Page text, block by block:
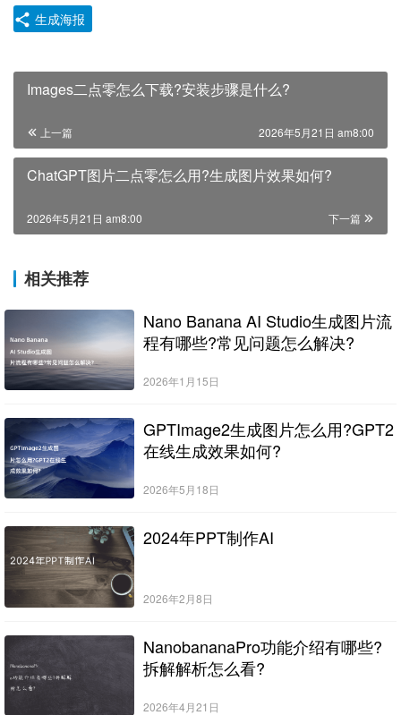
生成海报
Images二点零怎么下载?安装步骤是什么?
上一篇 2026年5月21日 am8:00
ChatGPT图片二点零怎么用?生成图片效果如何?
下一篇
2026年5月21日 am8:00
相关推荐
Nano Banana AI Studio生成图片流
程有哪些?常见问题怎么解决?
2026年1月15日
GPTImage2生成图片怎么用?GPT2
在线生成效果如何?
2026年5月18日
2024年PPT制作AI
2026年2月8日
NanobananaPro功能介绍有哪些?
拆解解析怎么看?
2026年4月21日